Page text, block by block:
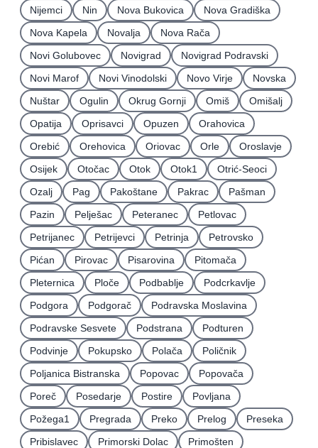
Nijemci
Nin Nova Bukovica
Nova Gradiška
Nova Kapela
Novalja
Nova Rača
Novi Golubovec
Novigrad
Novigrad Podravski
Novi Marof
Novi Vinodolski Novo Virje
Novska
Nuštar
Ogulin Okrug Gornji Omiš
Omišalj
Opatija
Oprisavci Opuzen
Orahovica
Orebić
Orehovica Oriovac Orle
Oroslavje
Osijek
Otočac Otok Otok1
Otrić-Seoci
Ozalj
Pag Pakoštane Pakrac
Pašman
Pazin
Pelješac Peteranec
Petlovac
Petrijanec
Petrijevci Petrinja
Petrovsko
Pićan
Pirovac Pisarovina
Pitomača
Pleternica
Ploče Podbablje
Podcrkavlje
Podgora
Podgorač
Podravska Moslavina
Podravske Sesvete
Podstrana
Podturen
Podvinje
Pokupsko Polača
Poličnik
Poljanica Bistranska
Popovac
Popovača
Poreč
Posedarje Postire
Povljana
Požega1
Pregrada Preko Prelog
Preseka
Pribislavec
Primorski Dolac
Primošten